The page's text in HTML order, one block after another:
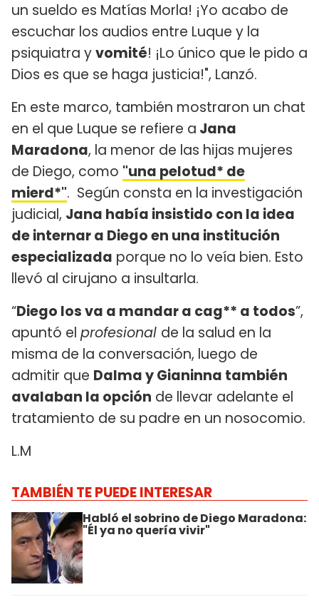
un sueldo es Matías Morla! ¡Yo acabo de
escuchar los audios entre Luque y la
psiquiatra yvomité! ¡Lo único que le pido a
Dios es que se haga justicia!", Lanzó.
En este marco, también mostraron un chat
en el que Luque se refiere a Jana
Maradona, la menor de las hijas mujeres
de Diego, como "una pelotud* de
mierd*". Según consta en la investigación
judicial, Jana había insistido con la idea
de internar a Diego en una institución
especializada porque no lo veía bien. Esto
llevó al cirujano a insultarla.
“Diego los va a mandar a cag** a todos”,
apuntó el profesional de la salud en la
misma de la conversación, luego de
admitir que Dalma y Gianinna también
avalaban la opción de llevar adelante el
tratamiento de su padre en un nosocomio.
L.M
TAMBIÉN TE PUEDE INTERESAR
Habló el sobrino de Diego Maradona:
"Él ya no quería vivir"